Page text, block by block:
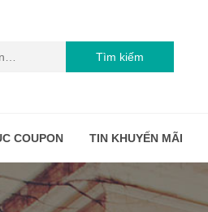
Tìm kiếm
COUPON TIN KHUYẾN MÃI